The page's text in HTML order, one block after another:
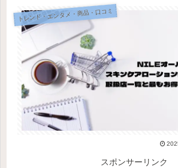
トレンド・エンタメ・商品・口コミ
スポンサーリンク